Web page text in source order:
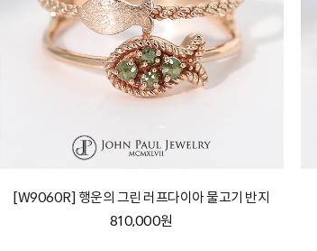
[W9060R] 행운의 그린 러프다이아 물고기 반지
810,000원